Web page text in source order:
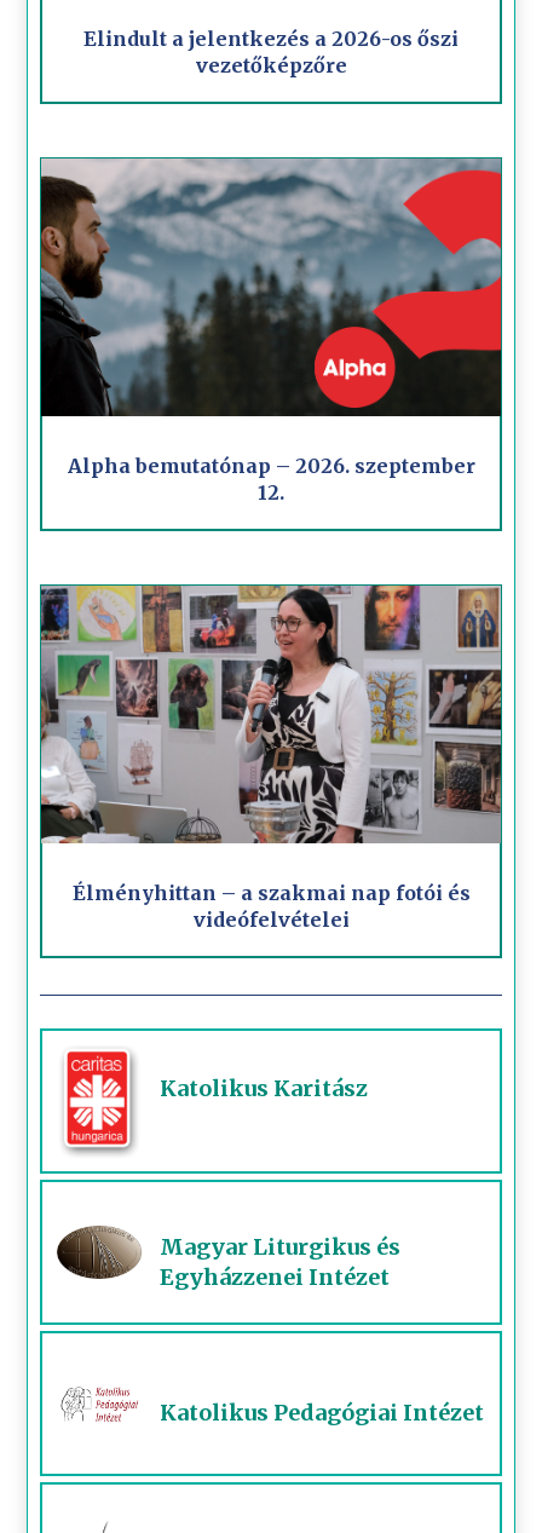
Elindult a jelentkezés a 2026-os őszi
vezetőképzőre
Alpha bemutatónap – 2026. szeptember
12.
Élményhittan – a szakmai nap fotói és
videófelvételei
Katolikus Karitász
Magyar Liturgikus és
Egyházzenei Intézet
Katolikus Pedagógiai Intézet